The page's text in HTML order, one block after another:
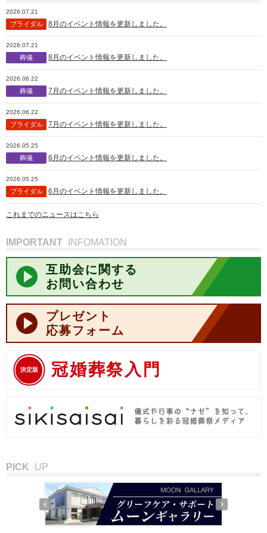
2026.07.21
ブライダル 8月のイベント情報を更新しました。
2026.07.21
葬儀 8月のイベント情報を更新しました。
2026.06.22
葬儀 7月のイベント情報を更新しました。
2026.06.22
ブライダル 7月のイベント情報を更新しました。
2026.05.25
葬儀 6月のイベント情報を更新しました。
2026.05.25
ブライダル 6月のイベント情報を更新しました。
これまでのニュースはこちら
IMPORTANT INFOMATION
互助会に関する
お問い合わせ
プレゼント
応募フォーム
決定版 冠婚葬祭入門
PICK UP